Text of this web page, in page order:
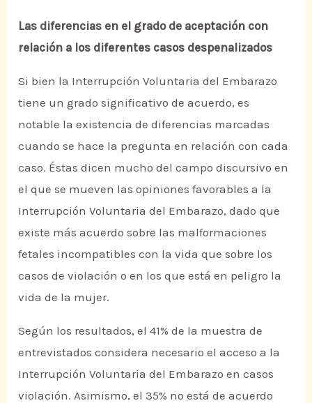
Las diferencias en el grado de aceptación con
relación a los diferentes casos despenalizados
Si bien la Interrupción Voluntaria del Embarazo
tiene un grado significativo de acuerdo, es
notable la existencia de diferencias marcadas
cuando se hace la pregunta en relación con cada
caso. Éstas dicen mucho del campo discursivo en
el que se mueven las opiniones favorables a la
Interrupción Voluntaria del Embarazo, dado que
existe más acuerdo sobre las malformaciones
fetales incompatibles con la vida que sobre los
casos de violación o en los que está en peligro la
vida de la mujer.
Según los resultados, el 41% de la muestra de
entrevistados considera necesario el acceso a la
Interrupción Voluntaria del Embarazo en casos
violación. Asimismo, el 35% no está de acuerdo